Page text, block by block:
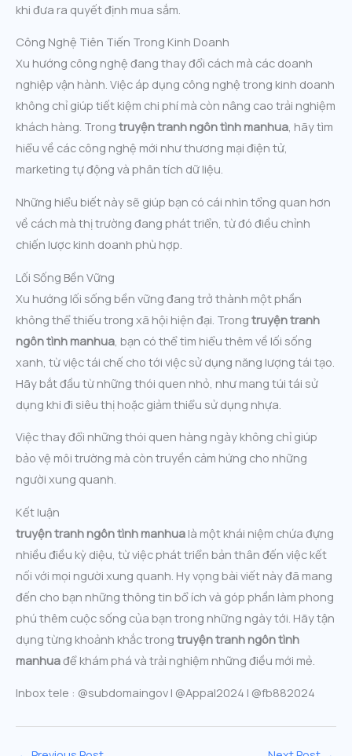
khi đưa ra quyết định mua sắm.
Công Nghệ Tiên Tiến Trong Kinh Doanh
Xu hướng công nghệ đang thay đổi cách mà các doanh
nghiệp vận hành. Việc áp dụng công nghệ trong kinh doanh
không chỉ giúp tiết kiệm chi phí mà còn nâng cao trải nghiệm
khách hàng. Trong truyện tranh ngôn tình manhua, hãy tìm
hiểu về các công nghệ mới như thương mại điện tử,
marketing tự động và phân tích dữ liệu.
Những hiểu biết này sẽ giúp bạn có cái nhìn tổng quan hơn
về cách mà thị trường đang phát triển, từ đó điều chỉnh
chiến lược kinh doanh phù hợp.
Lối Sống Bền Vững
Xu hướng lối sống bền vững đang trở thành một phần
không thể thiếu trong xã hội hiện đại. Trong truyện tranh
ngôn tình manhua , bạn có thể tìm hiểu thêm về lối sống
xanh, từ việc tái chế cho tới việc sử dụng năng lượng tái tạo.
Hãy bắt đầu từ những thói quen nhỏ, như mang túi tái sử
dụng khi đi siêu thị hoặc giảm thiểu sử dụng nhựa.
Việc thay đổi những thói quen hàng ngày không chỉ giúp
bảo vệ môi trường mà còn truyền cảm hứng cho những
người xung quanh.
Kết luận
truyện tranh ngôn tình manhua là một khái niệm chứa đựng
nhiều điều kỳ diệu, từ việc phát triển bản thân đến việc kết
nối với mọi người xung quanh. Hy vọng bài viết này đã mang
đến cho bạn những thông tin bổ ích và góp phần làm phong
phú thêm cuộc sống của bạn trong những ngày tới. Hãy tận
dụng từng khoảnh khắc trong truyện tranh ngôn tình
manhuađể khám phá và trải nghiệm những điều mới mẻ.
Inbox tele : @subdomaingov | @Appal2024 | @fb882024